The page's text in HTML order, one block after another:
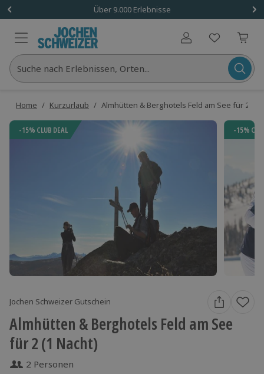
Über 9.000 Erlebnisse
Benutzerkonto
Suche nach Erlebnissen, Orten...
Home / Kurzurlaub / Almhütten & Berghotels Feld am See für 2 (1
-15% CLUB DEAL -15%
Jochen Schweizer Gutschein
Almhütten & Berghotels Feld am See
für 2 (1 Nacht)
2 Personen